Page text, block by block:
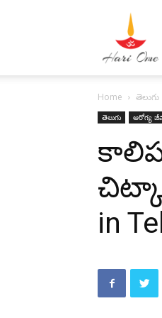
Home తెలుగు
తెలుగు ఆరోగ్య
in